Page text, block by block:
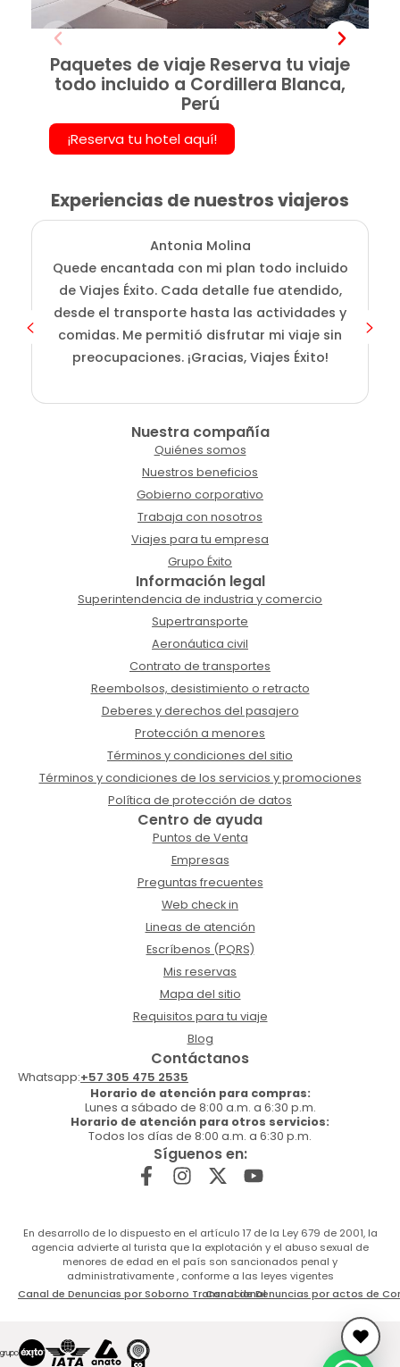
Paquetes de viaje Reserva tu viaje
todo incluido a Cordillera Blanca,
Perú
¡Reserva tu hotel aquí!
Experiencias de nuestros viajeros
Antonia Molina
Quede encantada con mi plan todo incluido
de Viajes Éxito. Cada detalle fue atendido,
desde el transporte hasta las actividades y
comidas. Me permitió disfrutar mi viaje sin
preocupaciones. ¡Gracias, Viajes Éxito!
Nuestra compañía
Quiénes somos
Nuestros beneficios
Gobierno corporativo
Trabaja con nosotros
Viajes para tu empresa
Grupo Éxito
Información legal
Superintendencia de industria y comercio
Supertransporte
Aeronáutica civil
Contrato de transportes
Reembolsos, desistimiento o retracto
Deberes y derechos del pasajero
Protección a menores
Términos y condiciones del sitio
Términos y condiciones de los servicios y promociones
Política de protección de datos
Centro de ayuda
Puntos de Venta
Empresas
Preguntas frecuentes
Web check in
Lineas de atención
Escríbenos (PQRS)
Mis reservas
Mapa del sitio
Requisitos para tu viaje
Blog
Contáctanos
Whatsapp:+57 305 475 2535
Horario de atención para compras:
Lunes a sábado de 8:00 a.m. a 6:30 p.m.
Horario de atención para otros servicios:
Todos los días de 8:00 a.m. a 6:30 p.m.
Síguenos en:
En desarrollo de lo dispuesto en el artículo 17 de la Ley 679 de 2001, la
agencia advierte al turista que la explotación y el abuso sexual de
menores de edad en el país son sancionados penal y
administrativamente , conforme a las leyes vigentes
Canal de Denuncias por Soborno TransnacionalCanal de Denuncias por actos de